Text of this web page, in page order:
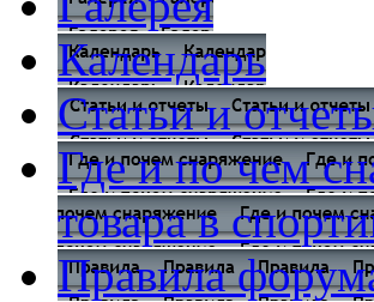
Календарь
Статьи и
Где и по чем
товара в
Правила